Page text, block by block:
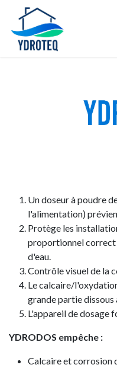
Se rendre au contenu
Un doseur à poudre
l'alimentation)
Protège les
proportionnel correct
d'eau.
Contrôle visuel de la
Le calcaire/
grande partie dissous
L'appareil de dosage
YDRODOS empêche :
Calcaire et corrosion